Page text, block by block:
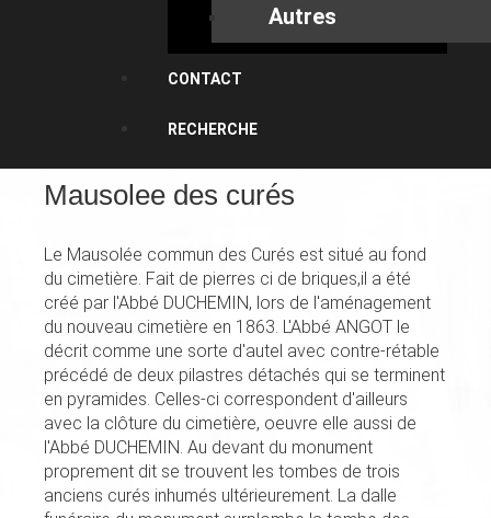
Autres
CONTACT
RECHERCHE
Mausolee des curés
Le Mausolée commun des Curés est situé au fond
du cimetière. Fait de pierres ci de briques,il a été
créé par l'Abbé DUCHEMIN, lors de l'aménagement
du nouveau cimetière en 1863. L'Abbé ANGOT le
décrit comme une sorte d'autel avec contre-rétable
précédé de deux pilastres détachés qui se terminent
en pyramides. Celles-ci correspondent d'ailleurs
avec la clôture du cimetière, oeuvre elle aussi de
l'Abbé DUCHEMIN. Au devant du monument
proprement dit se trouvent les tombes de trois
anciens curés inhumés ultérieurement. La dalle